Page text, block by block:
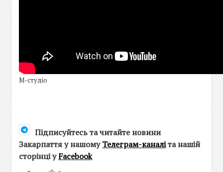
М-студіо
Підписуйтесь та читайте новини
Закарпаття у нашомуТелеграм-каналіта нашій
сторінці уFacebook